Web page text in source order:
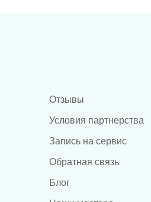
Отзывы
Условия партнерства
Запись на сервис
Обратная связь
Блог